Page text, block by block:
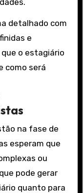
detalhado com
e
o estagiário
como será
na fase de
esperam que
ou
pode gerar
quanto para